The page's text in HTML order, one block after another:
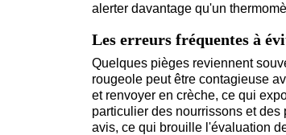
alerter davantage qu'un
Les erreurs fréquentes à
Quelques pièges reviennent
rougeole peut être contagieuse
et renvoyer en crèche, ce qui
particulier des nourrissons et
avis, ce qui brouille l'évaluation